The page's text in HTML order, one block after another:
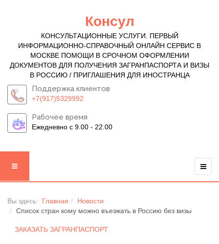
Консул
КОНСУЛЬТАЦИОННЫЕ УСЛУГИ. ПЕРВЫЙ
ИНФОРМАЦИОННО-СПРАВОЧНЫЙ ОНЛАЙН СЕРВИС В
МОСКВЕ ПОМОЩИ В СРОЧНОМ ОФОРМЛЕНИИ
ДОКУМЕНТОВ ДЛЯ ПОЛУЧЕНИЯ ЗАГРАНПАСПОРТА И ВИЗЫ
В РОССИЮ / ПРИГЛАШЕНИЯ ДЛЯ ИНОСТРАНЦА
Поддержка клиентов
+7(917)5329992
Рабочее время
Ежедневно с 9.00 - 22.00
Вы здесь: Главная
Новости
Список стран кому можно въезжать в Россию без визы
ЗАКАЗАТЬ ЗАГРАНПАСПОРТ